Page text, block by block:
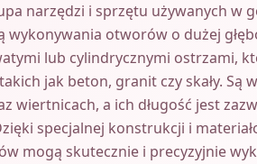
narzędzi i sprzętu używanych w
wykonywania otworów o dużej
lub cylindrycznymi ostrzami,
jak beton, granit czy skały. Są
wiertnicach, a ich długość jest
specjalnej konstrukcji i
mogą skutecznie i precyzyjnie